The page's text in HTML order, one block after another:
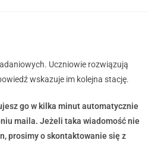
Uczniowie rozwiązują
wskazuje im kolejna stację.
go w kilka minut automatycznie
maila. Jeżeli taka wiadomość nie
prosimy o skontaktowanie się z